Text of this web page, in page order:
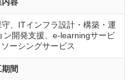
、ITインフラ設計・構築・運
ン開発支援、e-learningサービ
ーシングサービス
期間